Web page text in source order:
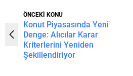
ÖNCEKİ KONU
Konut Piyasasında Yeni
Denge: Alıcılar Karar
Kriterlerini Yeniden
Şekillendiriyor